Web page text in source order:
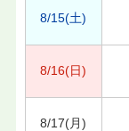
8/15(土)
8/16(日)
8/17(月)